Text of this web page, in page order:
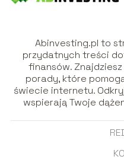
Abinvesting.pl to
przydatnych treści
finansów.
porady, które
świecie internetu.
wspierają Twoje